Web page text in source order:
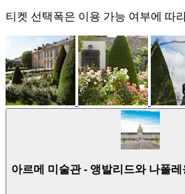
티켓 선택폭은 이용 가능 여부에 따
아르메 미술관 - 앵발리드와 나폴